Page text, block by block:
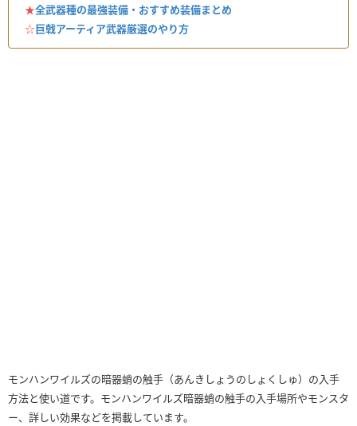
★全武器種の最強装備・おすすめ装備まとめ
☆巨戟アーティア武器厳選のやり方
モンハンワイルズの暗器蛸の触手（あんきしょうのしょくしゅ）の入手
方法と使い道です。モンハンワイルズ暗器蛸の触手の入手場所やモンスタ
ー、詳しい効果などを掲載しています。